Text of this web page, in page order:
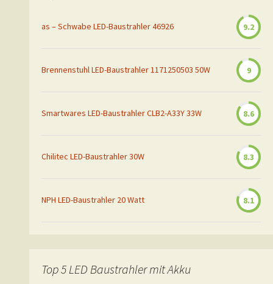
as – Schwabe LED-Baustrahler 46926 9.2
Brennenstuhl LED-Baustrahler 1171250503 50W 9
Smartwares LED-Baustrahler CLB2-A33Y 33W 8.6
Chilitec LED-Baustrahler 30W 8.3
NPH LED-Baustrahler 20 Watt 8.1
Top 5 LED Baustrahler mit Akku